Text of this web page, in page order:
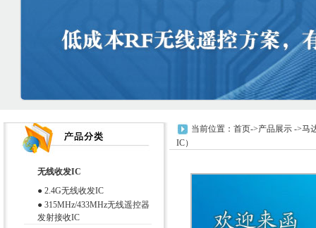
无线收发IC
● 2.4G无线收发IC
● 315MHz/433MHz无线遥控器
发射接收IC
当前位置： 首页->产品展示 ->马
IC）